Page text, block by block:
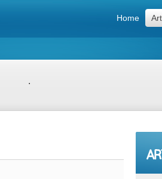
Home
.